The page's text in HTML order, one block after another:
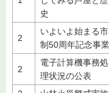
史
2
いよいよ始まる市
制50周年記念事業
2
電子計算機事務処
理状況の公表